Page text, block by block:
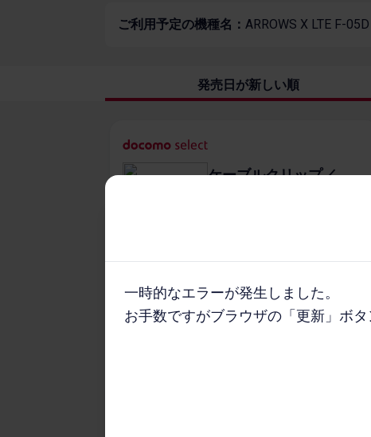
ご利用予定の機種名： ARROWS X LTE F-05D
発売日が新しい順
ケーブルクリップ／
1,276円
一時的なエラーが発生しました。
お手数ですがブラウザの「更新」ボ